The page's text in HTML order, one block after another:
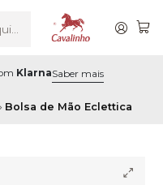
KlarnaSaber mais
Bolsa de Mão Eclettica